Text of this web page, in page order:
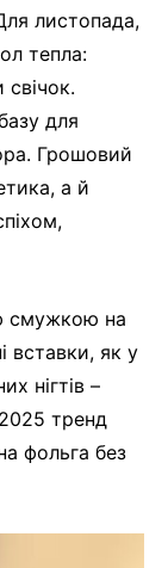
листопада,
тепла:
свічок.
для
Грошовий
а й
смужкою на
вставки, як у
нігтів –
2025 тренд
фольга без